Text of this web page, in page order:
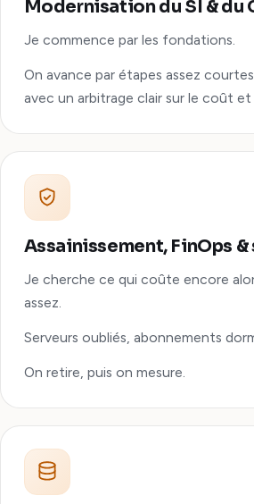
Modernisation du SI & du
Je commence par les fondations.
On avance par étapes assez
avec un arbitrage clair sur le coût
Assainissement, FinOps
Je cherche ce qui coûte encore
assez.
Serveurs oubliés, abonnements
On retire, puis on mesure.